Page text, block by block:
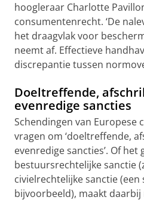
hoogleraar Charlotte
consumentenrecht. ‘De
het draagvlak voor
neemt af. Effectieve
discrepantie tussen
Doeltreffende,
evenredige sancties
Schendingen van Europese
vragen om ‘doeltreffende,
evenredige sancties’. Of het
bestuursrechtelijke sanctie
civielrechtelijke sanctie
bijvoorbeeld), maakt